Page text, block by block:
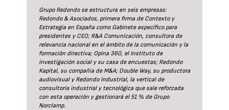
Grupo Redondo se estructura en seis empresas:
Redondo & Asociados, primera firma de Contexto y
Estrategia en España como Gabinete específico para
presidentes y CEO; R&A Comunicación, consultora de
relevancia nacional en el ámbito de la comunicación y la
formación directiva; Opina 360, el Instituto de
investigación social y su casa de encuestas; Redondo
Kapital, su compañía de M&A; Double Way, su productora
audiovisual y Redondo Industrial, la vertical de
consultoría industrial y tecnológica que sale reforzada
con esta operación y gestionará el 51 % de Grupo
Norclamp.